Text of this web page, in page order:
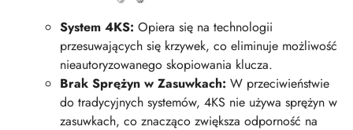
System 4KS: Opiera się na technologii
przesuwających się krzywek, co eliminuje możliwość
nieautoryzowanego skopiowania klucza.
Brak Sprężyn w Zasuwkach: W przeciwieństwie
do tradycyjnych systemów, 4KS nie używa sprężyn w
zasuwkach, co znacząco zwiększa odporność na